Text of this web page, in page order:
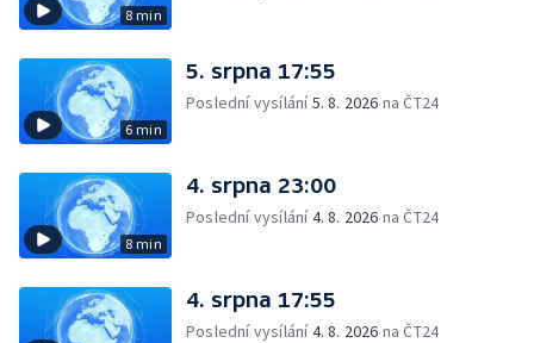
8 min
6 min
5. srpna 17:55
Poslední vysílání5. 8. 2026 na ČT24
8 min
4. srpna 23:00
Poslední vysílání4. 8. 2026 na ČT24
4. srpna 17:55
Poslední vysílání4. 8. 2026 na ČT24